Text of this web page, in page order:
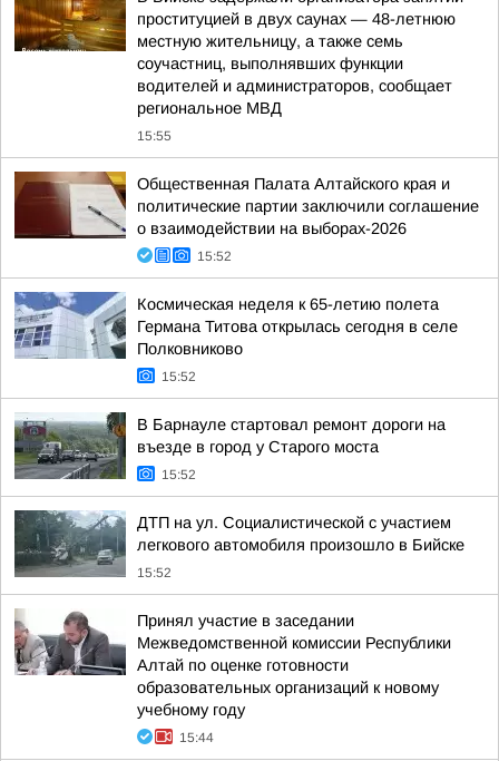
проституцией в двух саунах — 48-летнюю
местную жительницу, а также семь
соучастниц, выполнявших функции
водителей и администраторов, сообщает
региональное МВД
15:55
Общественная Палата Алтайского края и
политические партии заключили соглашение
о взаимодействии на выборах-2026
15:52
Космическая неделя к 65-летию полета
Германа Титова открылась сегодня в селе
Полковниково
15:52
В Барнауле стартовал ремонт дороги на
въезде в город у Старого моста
15:52
ДТП на ул. Социалистической с участием
легкового автомобиля произошло в Бийске
15:52
Принял участие в заседании
Межведомственной комиссии Республики
Алтай по оценке готовности
образовательных организаций к новому
учебному году
15:44